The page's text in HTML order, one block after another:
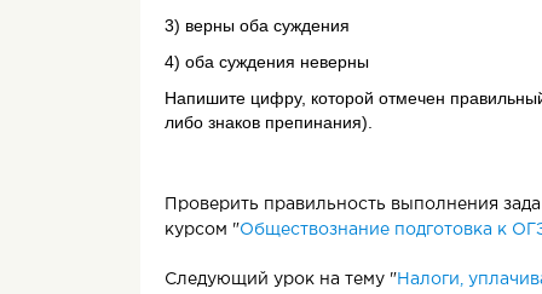
3) верны оба суж­де­ния
4) оба суж­де­ния не­вер­ны
Напишите цифру, которой отмечен
либо знаков препинания).
Проверить правильность выполнения
курсом "Обществознание подготовка к
Следующий урок на тему " Налоги,